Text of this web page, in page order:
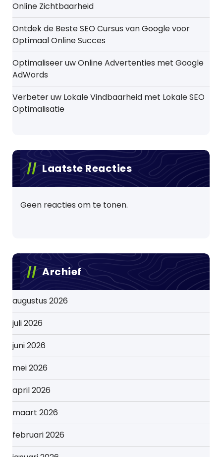
Online Zichtbaarheid
Ontdek de Beste SEO Cursus van Google voor
Optimaal Online Succes
Optimaliseer uw Online Advertenties met Google
AdWords
Verbeter uw Lokale Vindbaarheid met Lokale SEO
Optimalisatie
Laatste Reacties
Geen reacties om te tonen.
Archief
augustus 2026
juli 2026
juni 2026
mei 2026
april 2026
maart 2026
februari 2026